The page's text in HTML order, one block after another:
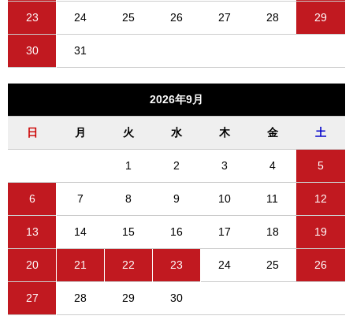
23 24 25 26 27 28 29
30 31
2026年9月
日 月 火 水 木 金 土
1 2 3 4 5
6 7 8 9 10 11 12
13 14 15 16 17 18 19
20 21 22 23 24 25 26
27 28 29 30